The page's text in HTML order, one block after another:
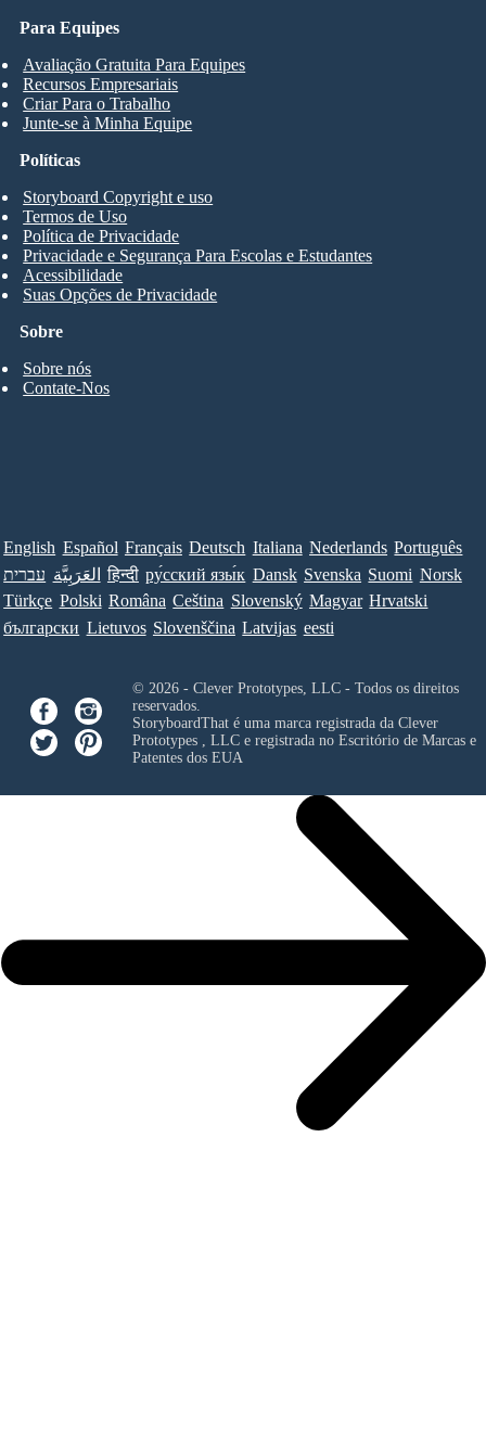
Para Equipes
Avaliação Gratuita Para Equipes
Recursos Empresariais
Criar Para o Trabalho
Junte-se à Minha Equipe
Sobre
Sobre nós
Contate-Nos
Políticas
Storyboard Copyright e uso
Termos de Uso
Política de Privacidade
Privacidade e Segurança Para Escolas e Estudantes
Acessibilidade
Suas Opções de Privacidade
English Español Français Deutsch Italiana Nederlands Português
עברית العَرَبِيَّة हिन्दी ру́сский язы́к Dansk Svenska Suomi Norsk
Türkçe Polski Româna Ceština Slovenský Magyar Hrvatski
български Lietuvos Slovenščina Latvijas eesti
© 2026 - Clever Prototypes, LLC - Todos os direitos
reservados.
StoryboardThat é uma marca registrada da Clever
Prototypes , LLCe registrada no Escritório de Marcas e
Patentes dos EUA